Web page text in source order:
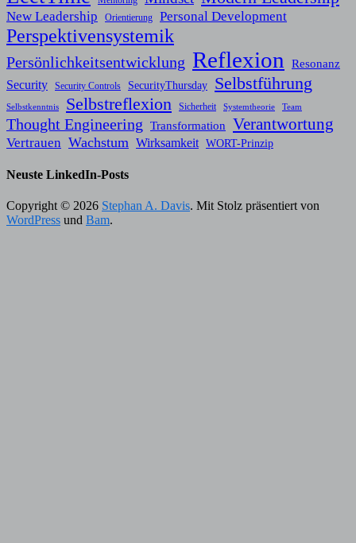
New Leadership Orientierung Personal Development
Perspektivensystemik
Persönlichkeitsentwicklung Reflexion
Resonanz
Security
Security Controls SecurityThursday Selbstführung
Selbstkenntnis Selbstreflexion Sicherheit Systemtheorie Team
Thought Engineering Transformation Verantwortung
Vertrauen Wachstum Wirksamkeit WORT-Prinzip
Neuste LinkedIn-Posts
Copyright © 2026 Stephan A. Davis. Mit Stolz präsentiert von
WordPress und Bam.